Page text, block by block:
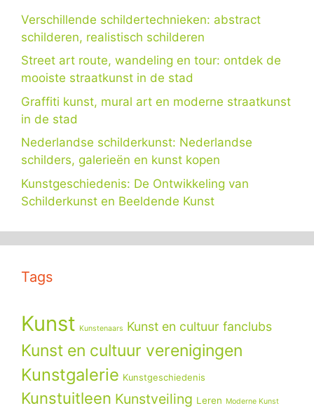
Verschillende schildertechnieken: abstract
schilderen, realistisch schilderen
Street art route, wandeling en tour: ontdek de
mooiste straatkunst in de stad
Graffiti kunst, mural art en moderne straatkunst
in de stad
Nederlandse schilderkunst: Nederlandse
schilders, galerieën en kunst kopen
Kunstgeschiedenis: De Ontwikkeling van
Schilderkunst en Beeldende Kunst
Tags
Kunst Kunstenaars Kunst en cultuur fanclubs
Kunst en cultuur verenigingen
Kunstgalerie Kunstgeschiedenis
Kunstuitleen Kunstveiling Leren Moderne Kunst